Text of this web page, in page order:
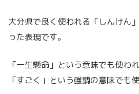
大分県で良く使われる「しんけん
った表現です。
「一生懸命」という意味でも使わ
「すごく」という強調の意味でも